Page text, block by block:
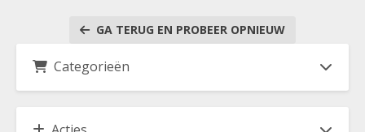
GA TERUG EN PROBEER OPNIEUW
Categorieën